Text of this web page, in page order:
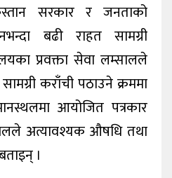
सरकार र जनताको
बढी राहत सामग्री
प्रवक्ता सेवा लम्सालले
कराँची पठाउने क्रममा
आयोजित पत्रकार
अत्यावश्यक औषधि तथा
।